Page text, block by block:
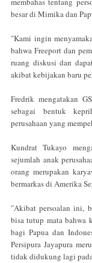
besar di Mimika dan
"Kami ingin
bahwa Freeport dan
ruang diskusi dan
akibat kebijakan baru
Fredrik mengatakan
sebagai bentuk
perusahaan yang
Kundrat Tukayo
sejumlah anak
orang merupakan
bermarkas di Amerika
"Akibat persoalan ini,
bisa tutup mata bahwa
bagi Papua dan
Persipura Jayapura
tidak didukung lagi